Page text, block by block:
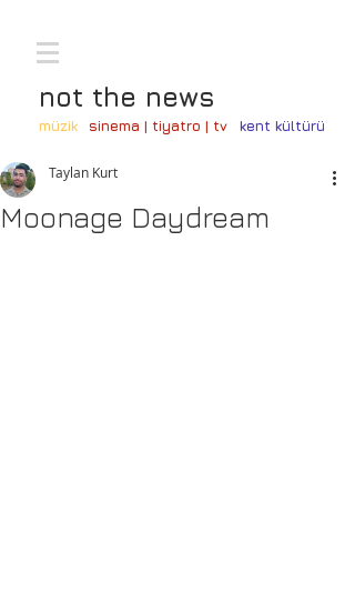
not the news
müzik sinema | tiyatro | tv kent kültürü
Moonage Daydream
Taylan Kurt